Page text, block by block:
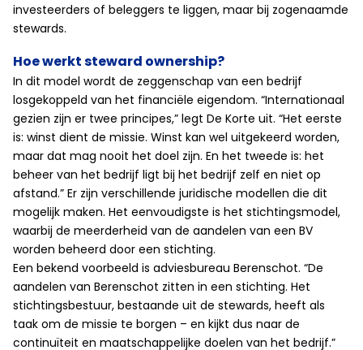
investeerders of beleggers te liggen, maar bij zogenaamde
stewards.
Hoe werkt steward ownership?
In dit model wordt de zeggenschap van een bedrijf
losgekoppeld van het financiële eigendom. “Internationaal
gezien zijn er twee principes,” legt De Korte uit. “Het eerste
is: winst dient de missie. Winst kan wel uitgekeerd worden,
maar dat mag nooit het doel zijn. En het tweede is: het
beheer van het bedrijf ligt bij het bedrijf zelf en niet op
afstand.” Er zijn verschillende juridische modellen die dit
mogelijk maken. Het eenvoudigste is het stichtingsmodel,
waarbij de meerderheid van de aandelen van een BV
worden beheerd door een stichting.
Een bekend voorbeeld is adviesbureau Berenschot. “De
aandelen van Berenschot zitten in een stichting. Het
stichtingsbestuur, bestaande uit de stewards, heeft als
taak om de missie te borgen – en kijkt dus naar de
continuïteit en maatschappelijke doelen van het bedrijf.”